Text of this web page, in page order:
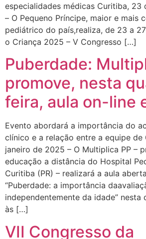
especialidades médicas Curitiba, 23
– O Pequeno Príncipe, maior e mais
pediátrico do país,realiza, de 23 a
o Criança 2025 – V Congresso […]
Puberdade:
promove, nesta
feira, aula on-line
Evento abordará a importância do
clínico e a relação entre a equipe de
janeiro de 2025 – O Multiplica PP –
educação a distância do Hospital
Curitiba (PR) – realizará a aula
“Puberdade: a importância
independentemente da idade” nesta
às […]
VII Congresso da